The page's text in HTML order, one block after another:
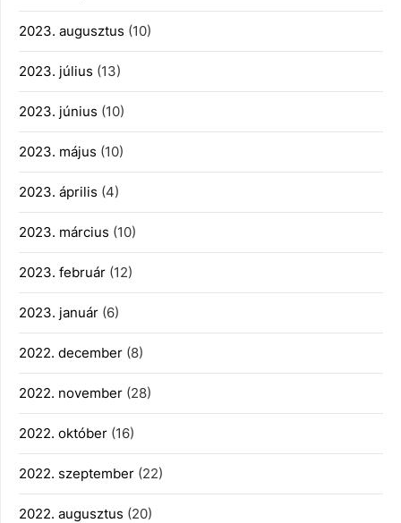
2023. augusztus (10)
2023. július (13)
2023. június (10)
2023. május (10)
2023. április (4)
2023. március (10)
2023. február (12)
2023. január (6)
2022. december (8)
2022. november (28)
2022. október (16)
2022. szeptember (22)
2022. augusztus (20)